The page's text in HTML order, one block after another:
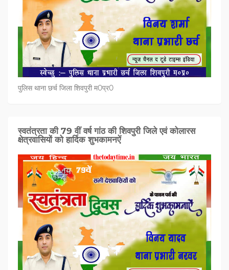
पुलिस थाना छर्च जिला शिवपुरी म0प्र0
स्वतंत्रता की 79 वीं वर्ष गांठ की शिवपुरी जिले एवं कोलारस
क्षेत्रवासियों को हार्दिक शुभकामनऐं